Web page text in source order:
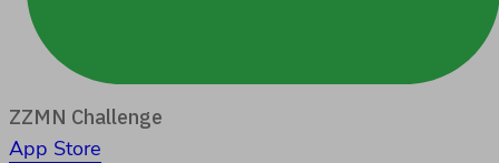
ZZMN Challenge
App Store